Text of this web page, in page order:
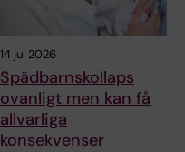
14 jul 2026
Spädbarnskollaps
ovanligt men kan få
allvarliga
konsekvenser